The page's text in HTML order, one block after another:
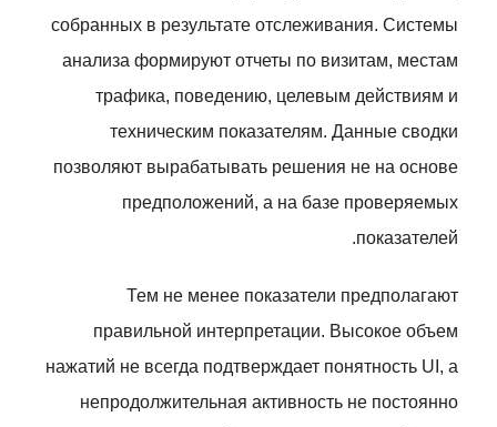
собранных в результате отслеживания. Системы
анализа формируют отчеты по визитам, местам
трафика, поведению, целевым действиям и
техническим показателям. Данные сводки
позволяют вырабатывать решения не на основе
предположений, а на базе проверяемых
показателей.
Тем не менее показатели предполагают
правильной интерпретации. Высокое объем
нажатий не всегда подтверждает понятность UI, а
непродолжительная активность не постоянно